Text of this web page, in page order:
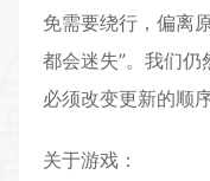
免需要绕行，偏离
都会迷失”。我们
必须改变更新的顺
关于游戏：